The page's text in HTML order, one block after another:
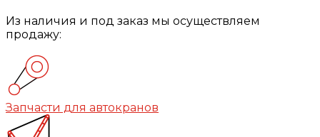
Из наличия и под заказ мы осуществляем
продажу:
Запчасти для автокранов